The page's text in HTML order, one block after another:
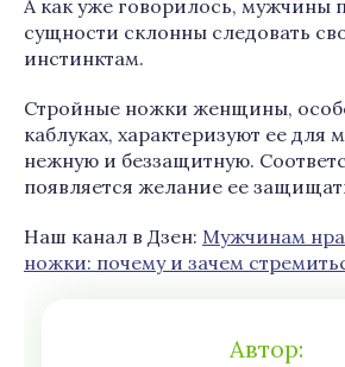
А как уже говорилось, мужчины
сущности склонны следовать
инстинктам.
Стройные ножки женщины,
каблуках, характеризуют ее для
нежную и беззащитную.
появляется желание ее
Наш канал в Дзен: Мужчинам
ножки: почему и зачем
Автор: